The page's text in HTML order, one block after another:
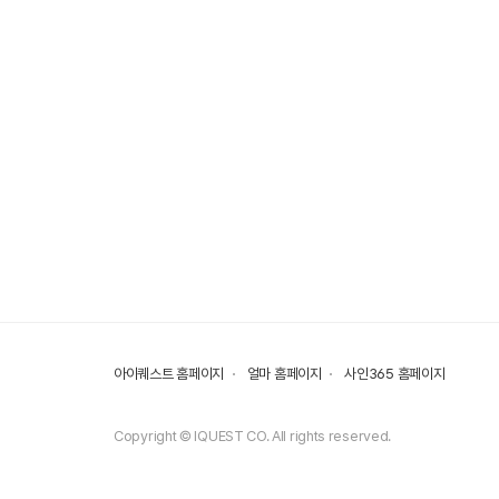
아이퀘스트 홈페이지 얼마 홈페이지 사인365 홈페이지
Copyright © IQUEST CO. All rights reserved.